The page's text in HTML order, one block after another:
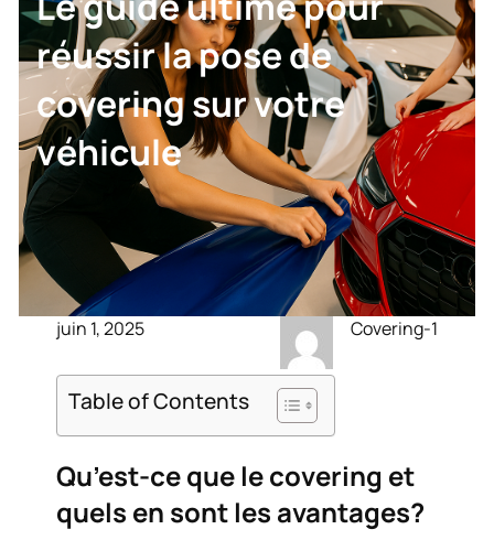
réussir la pose de
covering sur votre
véhicule
juin 1, 2025 Covering-1
Table of Contents
Qu’est-ce que le covering et
quels en sont les avantages?